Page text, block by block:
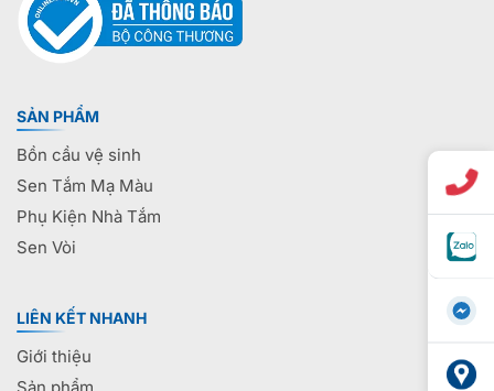
SẢN PHẨM
Bồn cầu vệ sinh
Sen Tắm Mạ Màu
Phụ Kiện Nhà Tắm
Sen Vòi
LIÊN KẾT NHANH
Giới thiệu